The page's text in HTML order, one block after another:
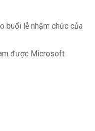
buổi lễ nhậm chức của
được Microsoft